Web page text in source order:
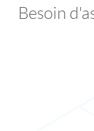
Besoin